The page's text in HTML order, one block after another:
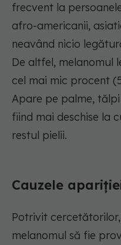
frecvent la
afro-americanii,
neavând nicio
De altfel, melanomul
cel mai mic procent
Apare pe palme,
fiind mai deschise la
restul pielii.
Cauzele
Potrivit
melanomul să fie